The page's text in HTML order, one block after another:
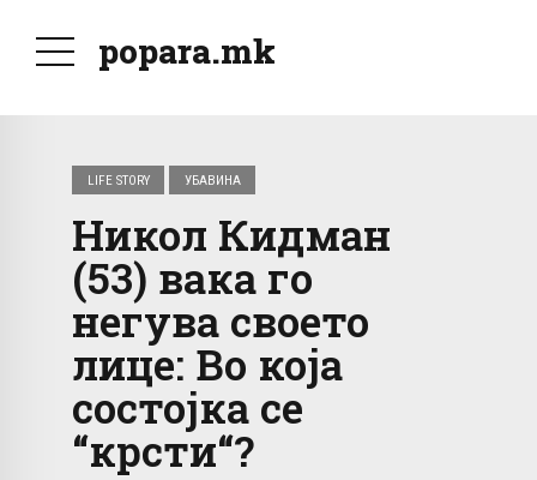
popara.mk
LIFE STORY УБАВИНА
Никол Кидман
(53) вака го
негува своето
лице: Во која
состојка се
“крсти“?